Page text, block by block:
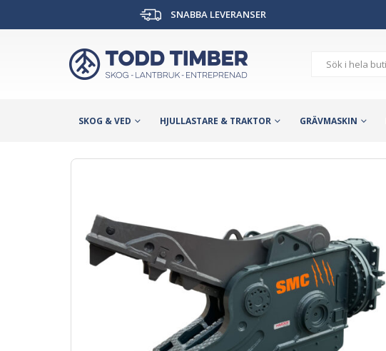
SNABBA LEVERANSER
SKOG & VED HJULLASTARE & TRAKTOR GRÄVMASKIN